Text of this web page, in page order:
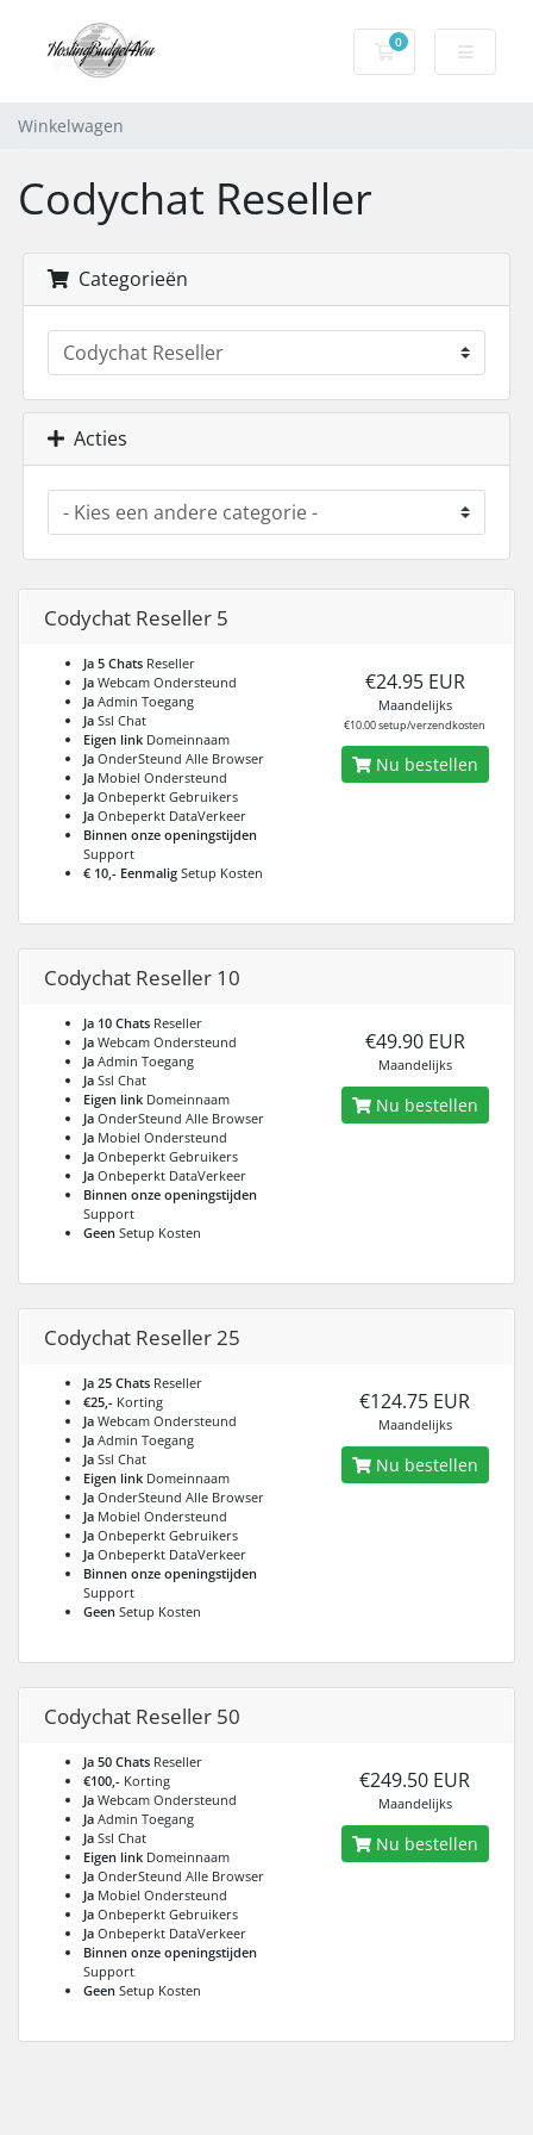
0
Winkelwagen
Winkelwagen
Codychat Reseller
Categorieën
Acties
Codychat Reseller 5
Ja 5 Chats Reseller
Ja Webcam Ondersteund
Ja Admin Toegang
Ja Ssl Chat
Eigen link Domeinnaam
Ja OnderSteund Alle Browser
Ja Mobiel Ondersteund
Ja Onbeperkt Gebruikers
Ja Onbeperkt DataVerkeer
Binnen onze openingstijden
Support
€ 10,- Eenmalig Setup Kosten
€24.95 EUR
Maandelijks
€10.00 setup/verzendkosten
Nu bestellen
Codychat Reseller 10
Ja 10 Chats Reseller
Ja Webcam Ondersteund
Ja Admin Toegang
Ja Ssl Chat
Eigen link Domeinnaam
Ja OnderSteund Alle Browser
Ja Mobiel Ondersteund
Ja Onbeperkt Gebruikers
Ja Onbeperkt DataVerkeer
Binnen onze openingstijden
Support
Geen Setup Kosten
€49.90 EUR
Maandelijks
Nu bestellen
Codychat Reseller 25
Ja 25 Chats Reseller
€25,- Korting
Ja Webcam Ondersteund
Ja Admin Toegang
Ja Ssl Chat
Eigen link Domeinnaam
Ja OnderSteund Alle Browser
Ja Mobiel Ondersteund
Ja Onbeperkt Gebruikers
Ja Onbeperkt DataVerkeer
Binnen onze openingstijden
Support
Geen Setup Kosten
€124.75 EUR
Maandelijks
Nu bestellen
Codychat Reseller 50
Ja 50 Chats Reseller
€100,- Korting
Ja Webcam Ondersteund
Ja Admin Toegang
Ja Ssl Chat
Eigen link Domeinnaam
Ja OnderSteund Alle Browser
Ja Mobiel Ondersteund
Ja Onbeperkt Gebruikers
Ja Onbeperkt DataVerkeer
Binnen onze openingstijden
Support
Geen Setup Kosten
€249.50 EUR
Maandelijks
Nu bestellen